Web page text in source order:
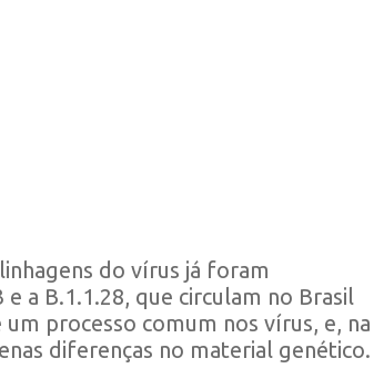
do vírus já foram
a B.1.1.28, que circulam no Brasil
processo comum nos vírus, e, na
diferenças no material genético.